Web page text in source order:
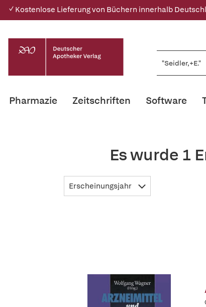
✓ Kostenlose Lieferung von Büchern innerhalb
Pharmazie Zeitschriften Software
Es wurde 1
Erscheinungsjahr